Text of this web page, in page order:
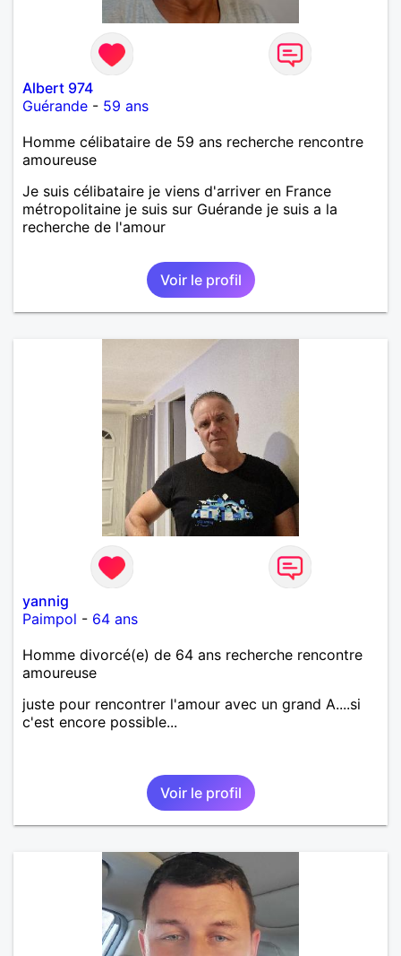
Albert 974
Guérande - 59 ans
Homme célibataire de 59 ans recherche rencontre
amoureuse
Je suis célibataire je viens d'arriver en France
métropolitaine je suis sur Guérande je suis a la
recherche de l'amour
Voir le profil
yannig
Paimpol - 64 ans
Homme divorcé(e) de 64 ans recherche rencontre
amoureuse
juste pour rencontrer l'amour avec un grand A....si
c'est encore possible...
Voir le profil